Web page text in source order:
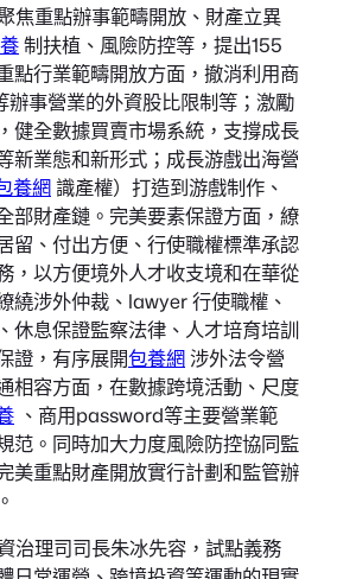
焦重點辦事範疇開放、財產立異
制扶植、風險防控等，提出155
點行業範疇開放方面，撤消利用商
事營業的外資股比限制等；激勵
健全數據買賣市場系統，支撐成長
新業態和新形式；成長游戲出海營
養網識產權）打造到游戲制作、
部財產鏈。完美要素保證方面，繚
留、付出方便、行使職權標準承認
，以方便境外人才收支境和在華從
繞涉外仲裁、lawyer 行使職權、
休息保證監察法律、人才培育培訓
證，有序展開包養網涉外法令營
相容方面，在數據跨境活動、尺度
、商用password等主要營業範
范。同時加大力度風險防控協同監
美重點財產開放實行計劃和監管辦
治理司司長朱冰先容，試點義務